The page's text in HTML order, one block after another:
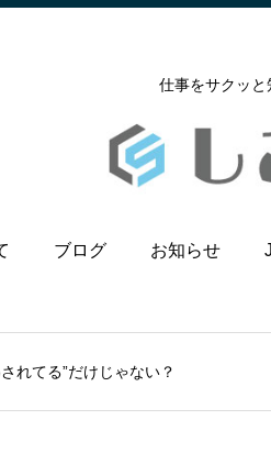
仕事をサクッ
ブログ お知らせ
れてる”だけじゃない？